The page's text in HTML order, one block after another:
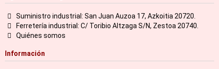
Suministro industrial: San Juan Auzoa 17, Azkoitia 20720.
Ferretería industrial: C/ Toribio Altzaga S/N, Zestoa 20740.
Quiénes somos
Información